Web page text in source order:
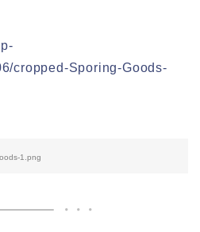
cropped-Sporing-Goods-
1.png